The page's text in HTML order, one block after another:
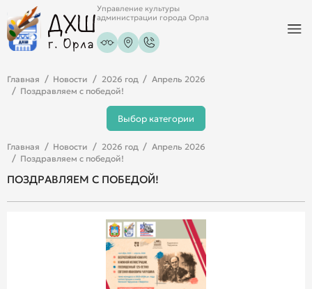
Управление культуры
администрации города Орла
Главная Новости 2026 год
Апрель 2026
Поздравляем с победой!
Выбор категории
Главная Новости 2026 год
Апрель 2026
Поздравляем с победой!
ПОЗДРАВЛЯЕМ С ПОБЕДОЙ!